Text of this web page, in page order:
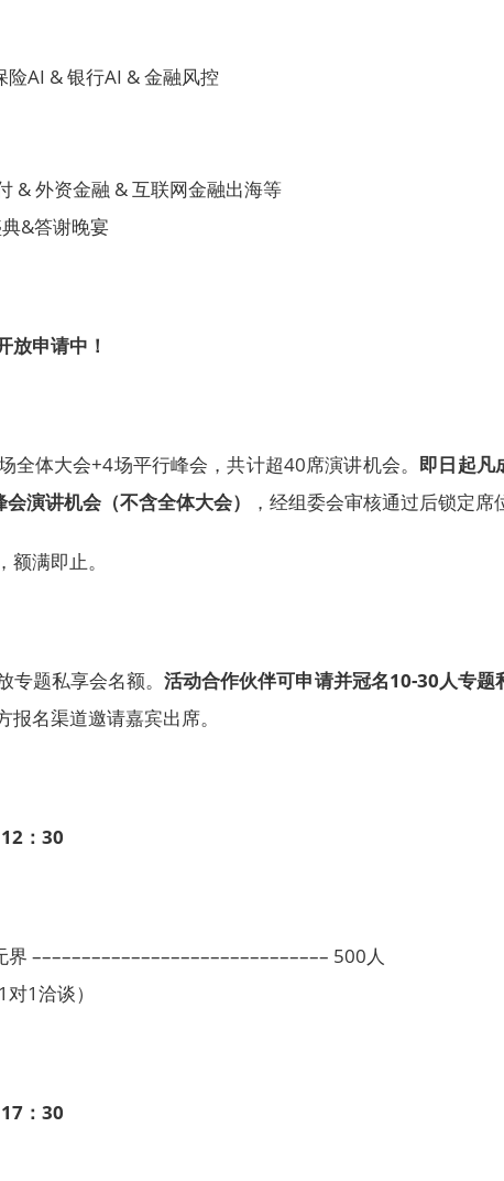
AI & 银行AI & 金融风控
& 外资金融 & 互联网金融出海等
&答谢晚宴
放申请中！
全体大会+4场平行峰会，共计超40席演讲机会。 即日起凡
演讲机会（不含全体大会）
，经组委会审核通过后锁定席
满即止。
专题私享会名额。活动合作伙伴可申请并冠名10-30人专题
报名渠道邀请嘉宾出席。
：30
–––––––––––––––––––––––––––––– 500人
1洽谈）
：30